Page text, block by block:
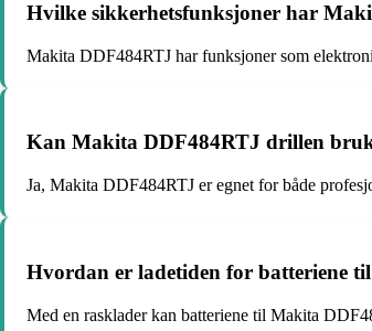
Hvilke sikkerhetsfunksjoner har
Makita DDF484RTJ har funksjoner som
Kan Makita DDF484RTJ drillen
Ja, Makita DDF484RTJ er egnet for både
Hvordan er ladetiden for batteriene
Med en rasklader kan batteriene til Makita